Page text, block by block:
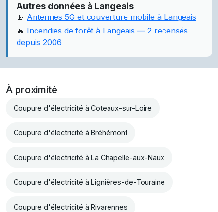
Autres données à Langeais
📡 Antennes 5G et couverture mobile à Langeais
🔥 Incendies de forêt à Langeais — 2 recensés
depuis 2006
À proximité
Coupure d'électricité à Coteaux-sur-Loire
Coupure d'électricité à Bréhémont
Coupure d'électricité à La Chapelle-aux-Naux
Coupure d'électricité à Lignières-de-Touraine
Coupure d'électricité à Rivarennes